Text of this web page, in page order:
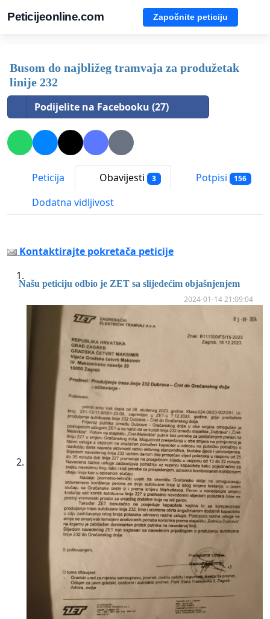
Peticijeonline.com Započnite peticiju
Busom do najbližeg tramvaja za produžetak
linije 232
Podijelite na Facebooku (27)
Peticija Obavijesti 3 Potpisi 156
Dodatna vidljivost
Kontaktirajte pokretača peticije
Našu peticiju odbio je ZET sa slijedećim objašnjenjem
2024-01-14 21:09:04